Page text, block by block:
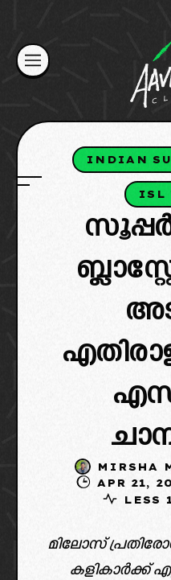
content
INDIAN
ISL
സൂപ്പർ
MIRSHA
LESS
മിലോസ്
കളികാർക്ക്